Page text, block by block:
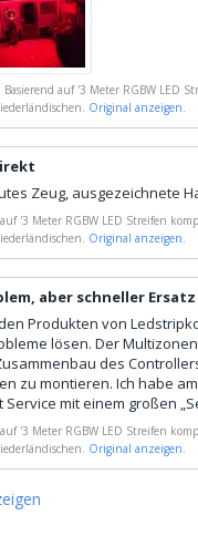
Basierend auf'3 Meter RGBW LED
Original anzeigen.
Zeug, ausgezeichnete
'3 Meter RGBW LED Streifen
Original anzeigen.
aber schneller Ersatz
Produkten von
lösen. Der
des
zu montieren. Ich habe
mit einem großen
'3 Meter RGBW LED Streifen
Original anzeigen.